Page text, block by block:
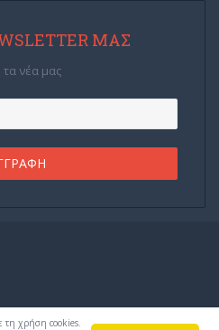
ΜΑΣ
νέα μας
τη χρήση cookies.